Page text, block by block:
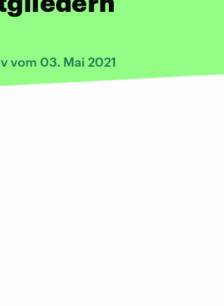
vom 03. Mai 2021